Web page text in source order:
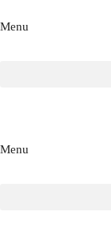
Menu
Menu